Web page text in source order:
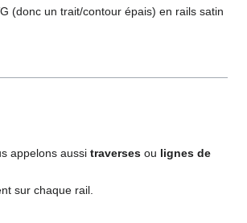
(donc un trait/contour épais) en rails satin
appelons aussitraverses ou lignes de
sur chaque rail.